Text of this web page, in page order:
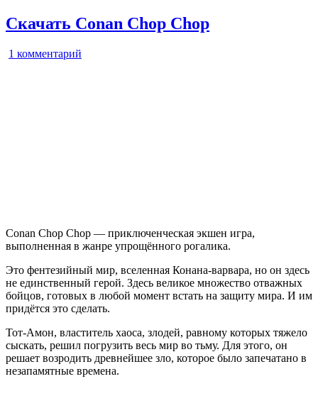
Скачать Conan Chop Chop
1 комментарий
Conan Chop Chop — приключенческая экшен игра,
выполненная в жанре упрощённого рогалика.
Это фентезийный мир, вселенная Конана-варвара, но он здесь
не единственный герой. Здесь великое множество отважных
бойцов, готовых в любой момент встать на защиту мира. И им
придётся это сделать.
Тот-Амон, властитель хаоса, злодей, равному которых тяжело
сыскать, решил погрузить весь мир во тьму. Для этого, он
решает возродить древнейшее зло, которое было запечатано в
незапамятные времена.